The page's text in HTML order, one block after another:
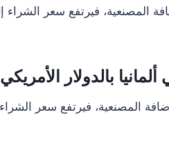
بالدولار الأمريكي